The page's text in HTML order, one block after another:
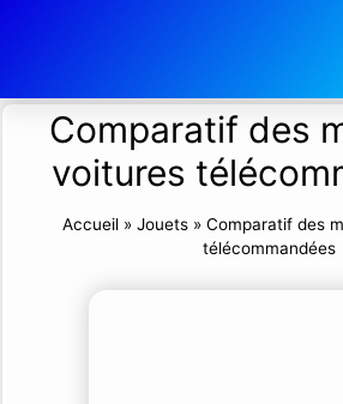
Comparatif des
voitures
Accueil » Jouets » Comparatif des
télécommandées